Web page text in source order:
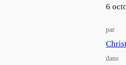
6
par
dans